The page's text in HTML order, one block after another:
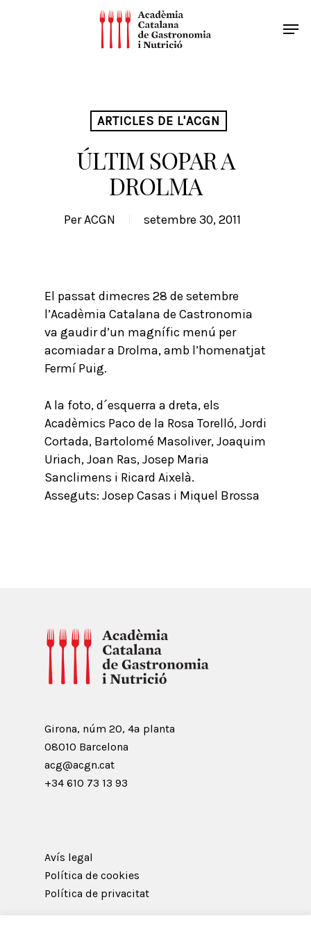
ARTICLES DE L'ACGN
ÚLTIM SOPAR A
DROLMA
PerACGN setembre 30, 2011
El passat dimecres 28 de setembre
l’Acadèmia Catalana de Castronomia
va gaudir d’un magnífic menú per
acomiadar a Drolma, amb l’homenatjat
Fermí Puig.
A la foto, d´esquerra a dreta, els
Acadèmics Paco de la Rosa Torelló, Jordi
Cortada, Bartolomé Masoliver, Joaquim
Uriach, Joan Ras, Josep Maria
Sanclimens i Ricard Aixelà.
Asseguts: Josep Casas i Miquel Brossa
Girona, núm 20, 4ª planta
08010 Barcelona
acg@acgn.cat
+34 610 73 13 93
Avís legal
Política de cookies
Política de privacitat